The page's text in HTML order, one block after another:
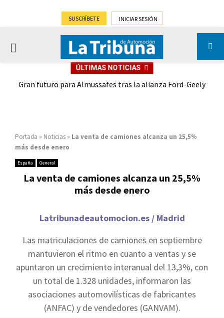
SUSCRÍBETE INICIAR SESIÓN
PRIMARY
ÚLTIMAS NOTICIAS
Gran futuro para Almussafes tras la alianza Ford-Geely
Portada » Noticias » La venta de camiones alcanza un 25,5%
más desde enero
España General
La venta de camiones alcanza un 25,5%
más desde enero
Latribunadeautomocion.es / Madrid
Las matriculaciones de camiones en septiembre
mantuvieron el ritmo en cuanto a ventas y se
apuntaron un crecimiento interanual del 13,3%, con
un total de 1.328 unidades, informaron las
asociaciones automovilísticas de fabricantes
(ANFAC) y de vendedores (GANVAM).